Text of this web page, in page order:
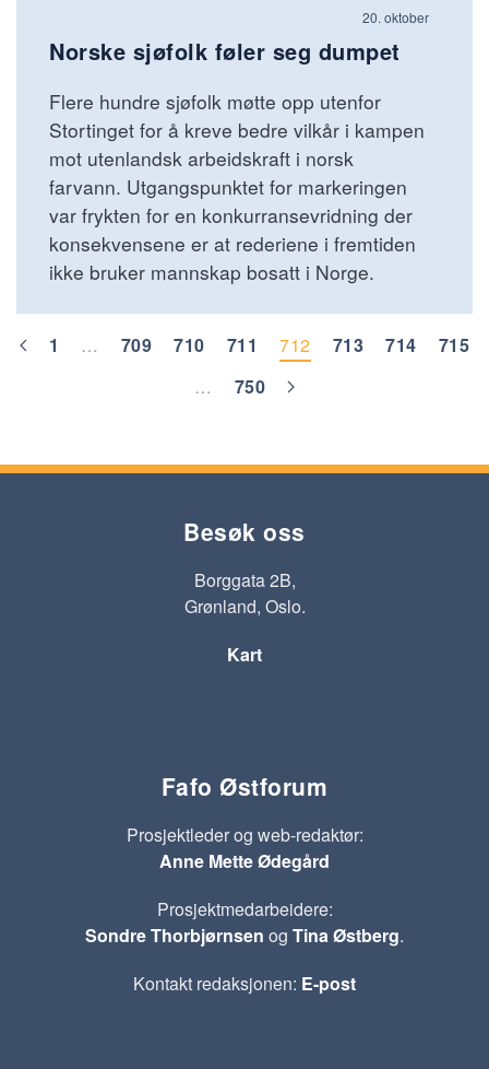
20. oktober
Norske sjøfolk føler seg dumpet
Flere hundre sjøfolk møtte opp utenfor
Stortinget for å kreve bedre vilkår i kampen
mot utenlandsk arbeidskraft i norsk
farvann. Utgangspunktet for markeringen
var frykten for en konkurransevridning der
konsekvensene er at rederiene i fremtiden
ikke bruker mannskap bosatt i Norge.
1 … 709 710 711 712 713 714
715
…
750
Besøk oss
Borggata 2B,
Grønland, Oslo.
Kart
Fafo Østforum
Prosjektleder og web-redaktør:
Anne Mette Ødegård
Prosjektmedarbeidere:
Sondre Thorbjørnsen og Tina Østberg.
Kontakt redaksjonen: E-post